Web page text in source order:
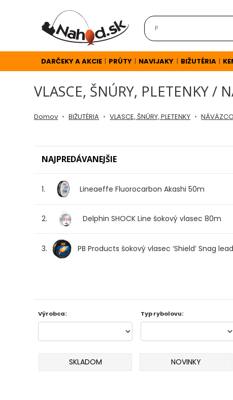
DARČEKY A AKCIE | PRÚTY | NAVIJAKY | BIŽUTÉRIA |
VLASCE, ŠNÚRY, PLETENKY /
Domov BIŽUTÉRIA VLASCE, ŠNÚRY, PLETENKY
NAJPREDÁVANEJŠIE
1. Lineaeffe Fluorocarbon Akashi 50m
2. Delphin SHOCK Line šokový vlasec 80m
3. PB Products šokový vlasec ‘Shield’ Snag
Výrobca: Typ rybolovu:
SKLADOM NOVINKY
A
AKCIOVÝ
CAMPING